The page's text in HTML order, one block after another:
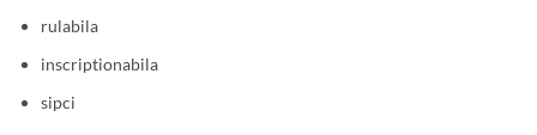
rulabila
inscriptionabila
sipci